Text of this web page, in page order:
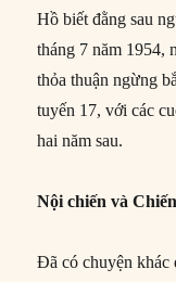
Hồ biết đằng sau
tháng 7 năm 1954,
thỏa thuận ngừng
tuyến 17, với các
hai năm sau.
Nội chiến và
Đã có chuyện khác